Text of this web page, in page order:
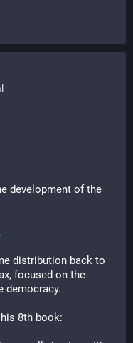
distribution back to
focused on the
democracy.
8th book: